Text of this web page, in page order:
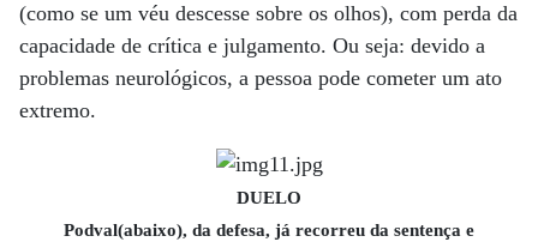
(como se um véu descesse sobre os olhos), com perda da
capacidade de crítica e julgamento. Ou seja: devido a
problemas neurológicos, a pessoa pode cometer um ato
extremo.
DUELO
Podval(abaixo), da defesa, já recorreu da sentença e